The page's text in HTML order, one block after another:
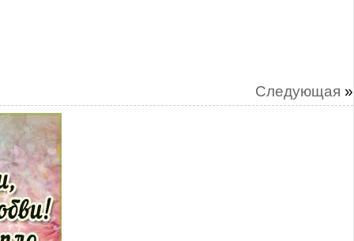
Следующая »